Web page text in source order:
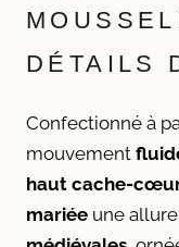
DÉTAILS
Confectionné à
mouvement
haut cache-
mariée une allure